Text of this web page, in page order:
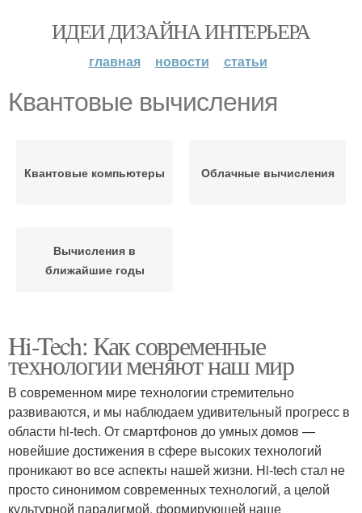
ИДЕИ ДИЗАЙНА ИНТЕРЬЕРА
главная новости статьи
Квантовые вычисления
Квантовые компьютеры Облачные вычисления
Вычисления в
ближайшие годы
Hi-Tech: Как современные
технологии меняют наш мир
В современном мире технологии стремительно
развиваются, и мы наблюдаем удивительный прогресс в
области hi-tech. От смартфонов до умных домов —
новейшие достижения в сфере высоких технологий
проникают во все аспекты нашей жизни. Hi-tech стал не
просто синонимом современных технологий, а целой
культурной парадигмой, формирующей наше